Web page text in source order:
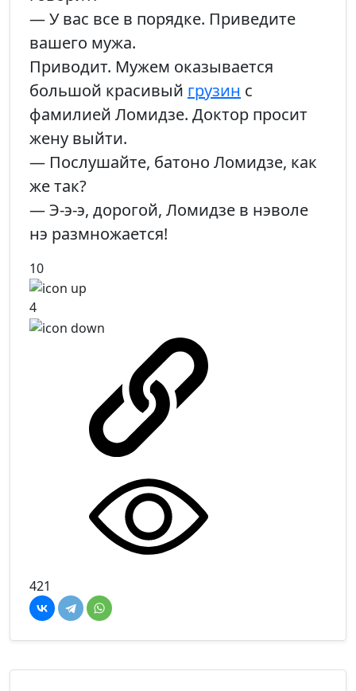
— У вас все в порядке. Приведите
вашего мужа.
Приводит. Мужем оказывается
большой красивый грузин с
фамилией Ломидзе. Доктор просит
жену выйти.
— Послушайте, батоно Ломидзе, как
же так?
— Э-э-э, дорогой, Ломидзе в нэволе
нэ размножается!
10
4
421